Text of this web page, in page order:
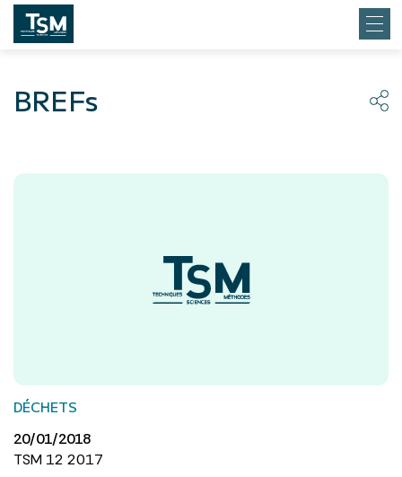
BREFs
DÉCHETS
20/01/2018
TSM 12 2017